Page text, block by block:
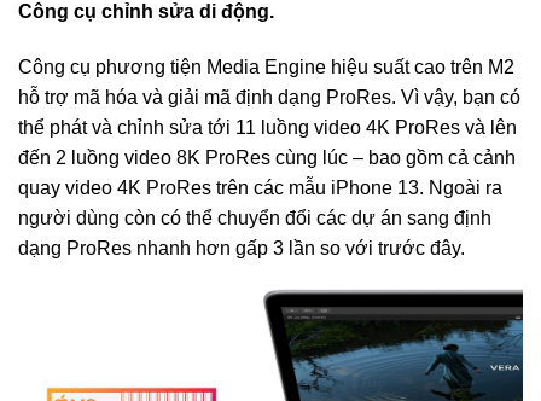
Công cụ chỉnh sửa di động.
Công cụ phương tiện Media Engine hiệu suất cao trên M2
hỗ trợ mã hóa và giải mã định dạng ProRes. Vì vậy, bạn có
thể phát và chỉnh sửa tới 11 luồng video 4K ProRes và lên
đến 2 luồng video 8K ProRes cùng lúc – bao gồm cả cảnh
quay video 4K ProRes trên các mẫu iPhone 13. Ngoài ra
người dùng còn có thể chuyển đổi các dự án sang định
dạng ProRes nhanh hơn gấp 3 lần so với trước đây.